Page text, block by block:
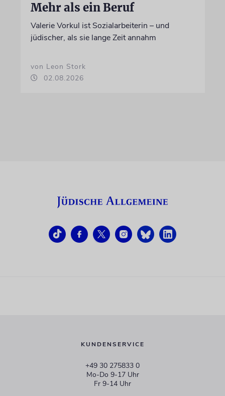
Mehr als ein Beruf
Valerie Vorkul ist Sozialarbeiterin – und
jüdischer, als sie lange Zeit annahm
von Leon Stork
02.08.2026
KUNDENSERVICE
+49 30 275833 0
Mo-Do 9-17 Uhr
Fr 9-14 Uhr